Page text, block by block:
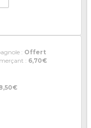
: Offert
: 6,70€